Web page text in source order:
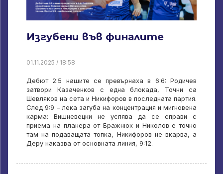
Изгубени във финалите
01.11.2025 / 18:58
Дебют 2:5 нашите се превърнаха в 6:6: Родичев
затвори Казаченков с една блокада, Точни са
Шевляков на сета и Никифоров в последната партия.
След 9:9 – лека загуба на концентрация и мигновена
карма: Вишневецки не успява да се справи с
приема на планера от Бражнюк и Николов е точно
там на подаващата топка, Никифоров не вкарва, а
Деру наказва от основната линия, 9:12.